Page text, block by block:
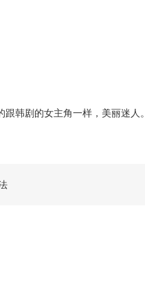
韩剧的女主角一样，美丽迷人。